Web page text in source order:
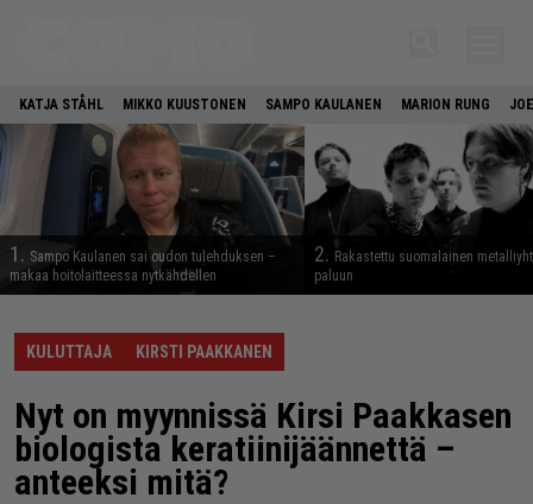
KATJA STÅHL MIKKO KUUSTONEN SAMPO KAULANEN MARION RUNG
1. Sampo Kaulanen sai oudon tulehduksen –
makaa hoitolaitteessa nytkähdellen
2. Rakastettu suomalainen
paluun
KULUTTAJA KIRSTI PAAKKANEN
Nyt on myynnissä Kirsi Paakkasen
biologista keratiinijäännettä –
anteeksi mitä?